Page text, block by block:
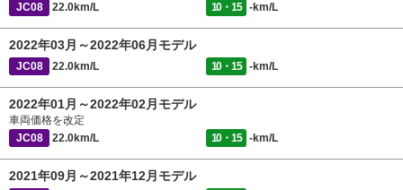
JC08
22.0km/L 10・15 -km/L
2022年03月～2022年06月モデル
JC08 22.0km/L 10・15 -km/L
2022年01月～2022年02月モデル
車両価格を改定
JC08
22.0km/L 10・15 -km/L
2021年09月～2021年12月モデル